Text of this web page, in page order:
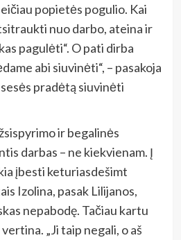
popietės pogulio. Kai
nuo darbo, ateina ir
pagulėti“. O pati dirba
abi siuvinėti“, – pasakoja
pradėtą siuvinėti
ir begalinės
darbas – ne kiekvienam. Į
įbesti keturiasdešimt
Izolina, pasak Lilijanos,
nepabodę. Tačiau kartu
„Ji taip negali, o aš